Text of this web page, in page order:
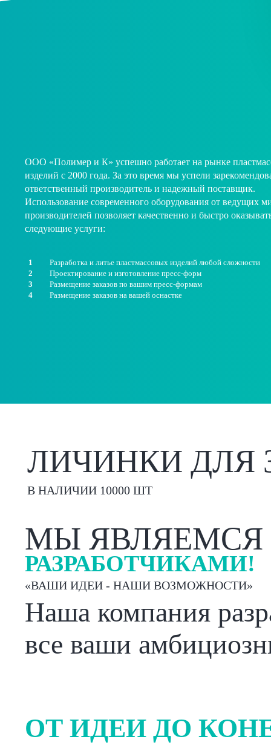
ООО «Полимер и К» успешно работает на рынке
изделий с 2000 года. За это время мы успели
ответственный производитель и надежный поставщик.
Использование современного оборудования от ведущих
производителей позволяет качественно и быстро
следующие услуги:
Разработка и литье пластмассовых изделий любой сложности
Проектирование и изготовление пресс-форм
Размещение заказов по вашим пресс-формам
Размещение заказов на вашей оснастке
ЛИЧИНКИ ДЛЯ
В НАЛИЧИИ 10000 ШТ
МЫ ЯВЛЯЕМСЯ
РАЗРАБОТЧИКАМИ!
«ВАШИ ИДЕИ - НАШИ ВОЗМОЖНОСТИ»
Наша компания
все ваши
ОТ ИДЕИ ДО